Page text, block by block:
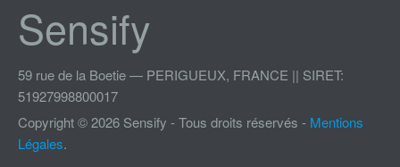
Sensify
59 rue de la Boetie — PERIGUEUX, FRANCE || SIRET:
51927998800017
Copyright © 2026 Sensify - Tous droits réservés - Mentions
Légales.